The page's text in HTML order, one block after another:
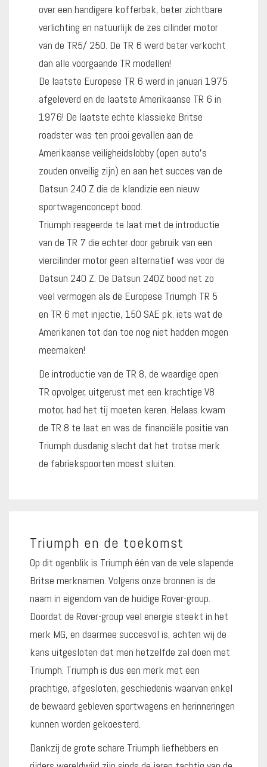
over een handigere kofferbak, beter zichtbare
verlichting en natuurlijk de zes cilinder motor
van de TR5/ 250. De TR 6 werd beter verkocht
dan alle voorgaande TR modellen!
De laatste Europese TR 6 werd in januari 1975
afgeleverd en de laatste Amerikaanse TR 6 in
1976! De laatste echte klassieke Britse
roadster was ten prooi gevallen aan de
Amerikaanse veiligheidslobby (open auto's
zouden onveilig zijn) en aan het succes van de
Datsun 240 Z die de klandizie een nieuw
sportwagenconcept bood.
Triumph reageerde te laat met de introductie
van de TR 7 die echter door gebruik van een
viercilinder motor geen alternatief was voor de
Datsun 240 Z. De Datsun 240Z bood net zo
veel vermogen als de Europese Triumph TR 5
en TR 6 met injectie, 150 SAE pk. iets wat de
Amerikanen tot dan toe nog niet hadden mogen
meemaken!
De introductie van de TR 8, de waardige open
TR opvolger, uitgerust met een krachtige V8
motor, had het tij moeten keren. Helaas kwam
de TR 8 te laat en was de financiële positie van
Triumph dusdanig slecht dat het trotse merk
de fabriekspoorten moest sluiten.
Triumph en de toekomst
Op dit ogenblik is Triumph één van de vele slapende
Britse merknamen. Volgens onze bronnen is de
naam in eigendom van de huidige Rover-group.
Doordat de Rover-group veel energie steekt in het
merk MG, en daarmee succesvol is, achten wij de
kans uitgesloten dat men hetzelfde zal doen met
Triumph. Triumph is dus een merk met een
prachtige, afgesloten, geschiedenis waarvan enkel
de bewaard gebleven sportwagens en herinneringen
kunnen worden gekoesterd.
Dankzij de grote schare Triumph liefhebbers en